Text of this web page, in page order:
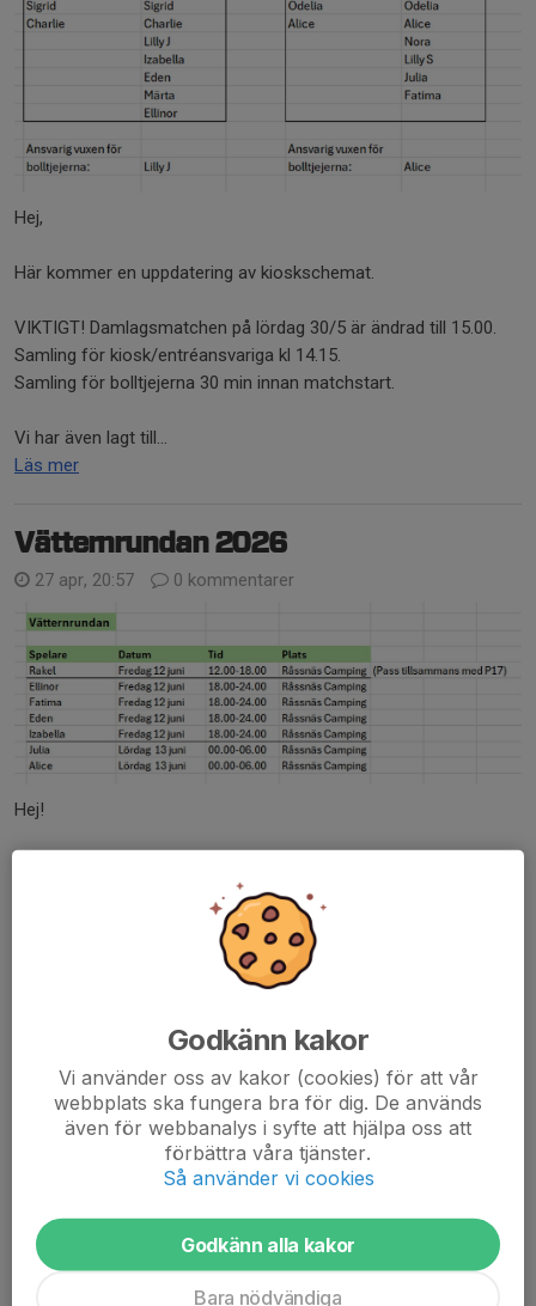
Hej,
Här kommer en uppdatering av kioskschemat.
VIKTIGT! Damlagsmatchen på lördag 30/5 är ändrad till 15.00.
Samling för kiosk/entréansvariga kl 14.15.
Samling för bolltjejerna 30 min innan matchstart.
Vi har även lagt till...
Läs mer
Vätternrundan 2026
27 apr, 20:57 0 kommentarer
Hej!
Instruktioner på hur man gör finns på plats men också under
Dokument - Vätternrundan - Checklista Råssnäs Camping.
Om man inte kan på det passet som man har blivit tilldelad...
Kioskschema 2026
27 apr, 20:47 0 kommentarer
Godkänn kakor
Vi använder oss av kakor (cookies) för att vår
webbplats ska fungera bra för dig. De används
även för webbanalys i syfte att hjälpa oss att
förbättra våra tjänster.
Så använder vi cookies
Godkänn alla kakor
Bara nödvändiga